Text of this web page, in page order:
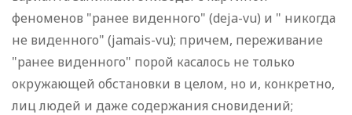
феноменов "ранее виденного" (deja-vu) и " никогда
не виденного" (jamais-vu); причем, переживание
"ранее виденного" порой касалось не только
окружающей обстановки в целом, но и, конкретно,
лиц людей и даже содержания сновидений;